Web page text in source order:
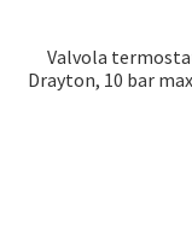
Valvola
Drayton, 10 bar